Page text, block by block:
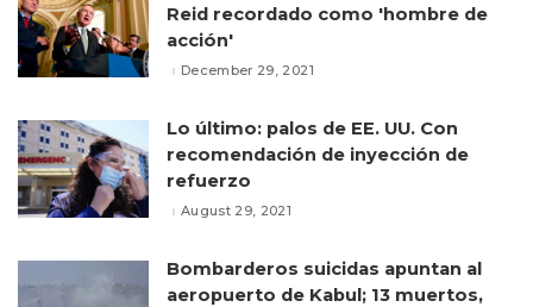
Reid recordado como 'hombre de
acción'
December 29, 2021
Lo último: palos de EE. UU. Con
recomendación de inyección de
refuerzo
August 29, 2021
Bombarderos suicidas apuntan al
aeropuerto de Kabul; 13 muertos,